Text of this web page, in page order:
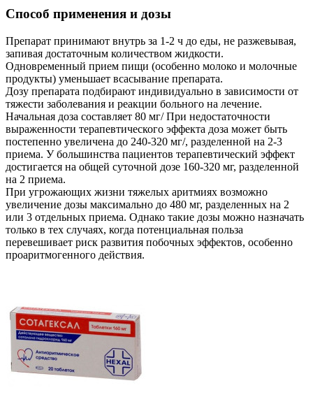
Способ применения и дозы
Препарат принимают внутрь за 1-2 ч до еды, не разжевывая,
запивая достаточным количеством жидкости.
Одновременный прием пищи (особенно молоко и молочные
продукты) уменьшает всасывание препарата.
Дозу препарата подбирают индивидуально в зависимости от
тяжести заболевания и реакции больного на лечение.
Начальная доза составляет 80 мг/ При недостаточности
выраженности терапевтического эффекта доза может быть
постепенно увеличена до 240-320 мг/, разделенной на 2-3
приема. У большинства пациентов терапевтический эффект
достигается на общей суточной дозе 160-320 мг, разделенной
на 2 приема.
При угрожающих жизни тяжелых аритмиях возможно
увеличение дозы максимально до 480 мг, разделенных на 2
или 3 отдельных приема. Однако такие дозы можно назначать
только в тех случаях, когда потенциальная польза
перевешивает риск развития побочных эффектов, особенно
проаритмогенного действия.